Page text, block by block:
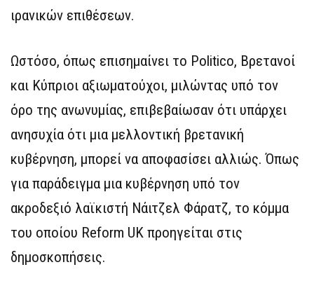
ιρανικών επιθέσεων.
Ωστόσο, όπως επισημαίνει το Politico, Βρετανοί
και Κύπριοι αξιωματούχοι, μιλώντας υπό τον
όρο της ανωνυμίας, επιβεβαίωσαν ότι υπάρχει
ανησυχία ότι μια μελλοντική βρετανική
κυβέρνηση, μπορεί να αποφασίσει αλλιώς. Όπως
για παράδειγμα μια κυβέρνηση υπό τον
ακροδεξιό λαϊκιστή Νάιτζελ Φάρατζ, το κόμμα
του οποίου Reform UK προηγείται στις
δημοσκοπήσεις.